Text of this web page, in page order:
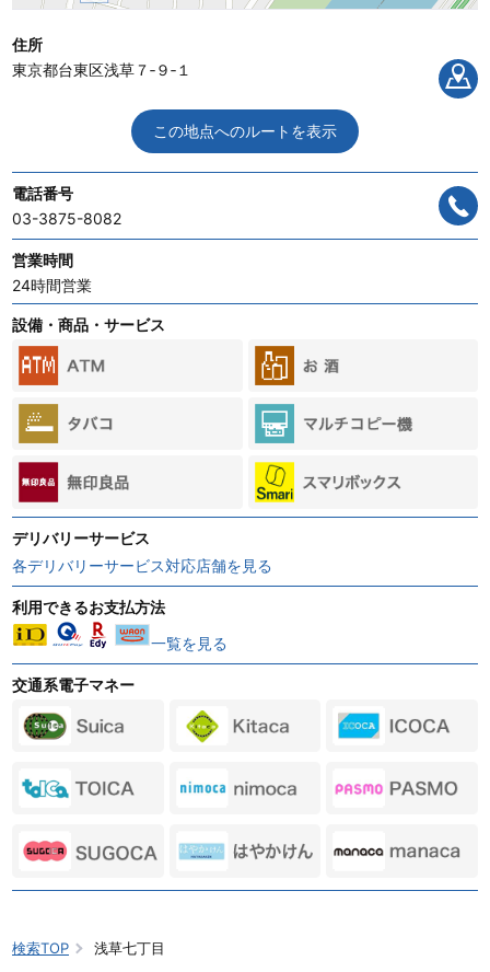
検索TOP 浅草七丁目
住所
東京都台東区浅草７‐９‐１
この地点へのルートを表示
電話番号
03-3875-8082
営業時間
24時間営業
設備・商品・サービス
デリバリーサービス
各デリバリーサービス対応店舗を見る
利用できるお支払方法
一覧を見る
交通系電子マネー